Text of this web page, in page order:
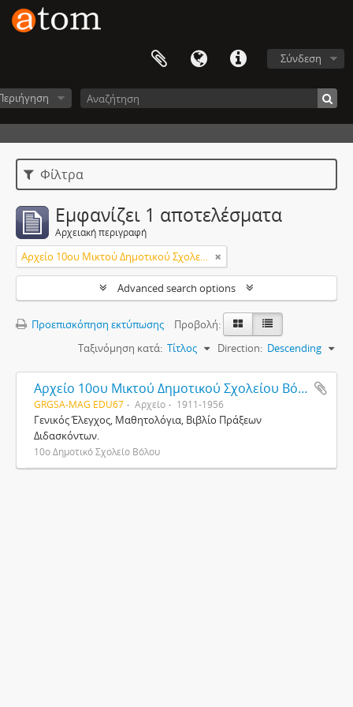
Σύνδεση
Φίλτρα
Εμφανίζει 1 αποτελέσματα
Αρχειακή περιγραφή
Αρχείο 10ου Μικτού Δημοτικού Σχολείου Βόλου
Advanced search options
Προεπισκόπηση εκτύπωσης
Προβολή:
Ταξινόμηση κατά: Τίτλος Direction: Descending
Αρχείο 10ου Μικτού Δημοτικού Σχολείου Βόλου
GRGSA-MAG EDU67 Αρχείο 1911-1956
Γενικός Έλεγχος, Μαθητολόγια, Βιβλίο Πράξεων
Διδασκόντων.
10ο Δημοτικό Σχολείο Βόλου